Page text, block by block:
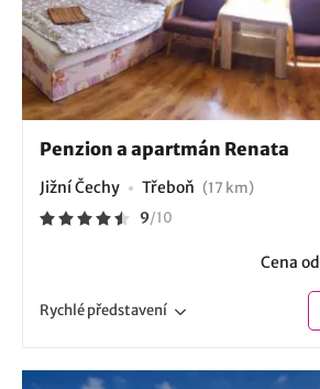
Penzion a apartmán Renata
Jižní Čechy Třeboň (17 km)
9/10
Cena od
Rychlépředstavení